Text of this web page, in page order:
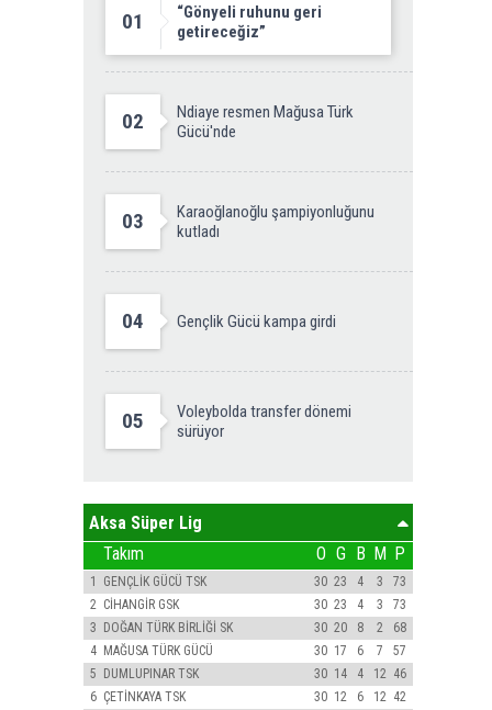
01
“Gönyeli ruhunu geri
getireceğiz”
02
Ndiaye resmen Mağusa Türk
Gücü'nde
03
Karaoğlanoğlu şampiyonluğunu
kutladı
04 Gençlik Gücü kampa girdi
05
Voleybolda transfer dönemi
sürüyor
Aksa Süper Lig
Takım O G B M P
1 GENÇLİK GÜCÜ TSK 30 23 4 3
73
2 CİHANGİR GSK 30 23 4 3
73
3 DOĞAN TÜRK BİRLİĞİ SK 30 20 8 2
68
4 MAĞUSA TÜRK GÜCÜ 30 17 6 7
57
5 DUMLUPINAR TSK 30 14 4 12 46
6 ÇETİNKAYA TSK 30 12 6 12 42